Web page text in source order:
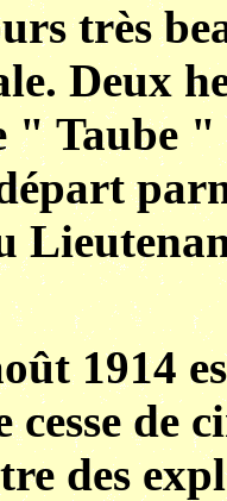
très
Deux
" Taube "
1914
cesse
des